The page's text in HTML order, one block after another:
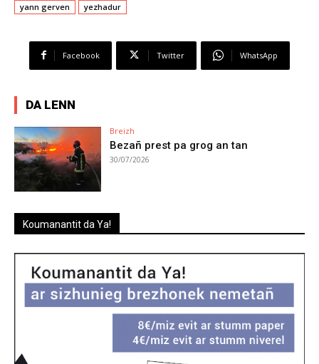
yann gerven
yezhadur
Facebook Twitter WhatsApp
DA LENN
Breizh
Bezañ prest pa grog an tan
30/07/2026
Koumanantit da Ya!